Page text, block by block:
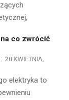
co zwrócić
28 KWIETNIA,
elektryka to